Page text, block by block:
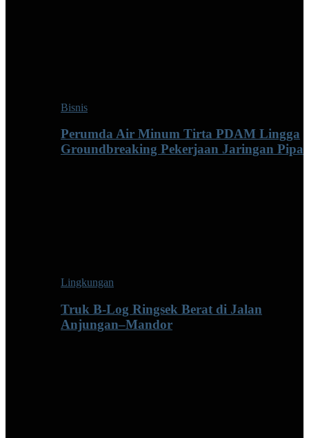
Bisnis
Perumda Air Minum Tirta PDAM Lingga
Groundbreaking Pekerjaan Jaringan Pipa
Lingkungan
Truk B-Log Ringsek Berat di Jalan
Anjungan–Mandor